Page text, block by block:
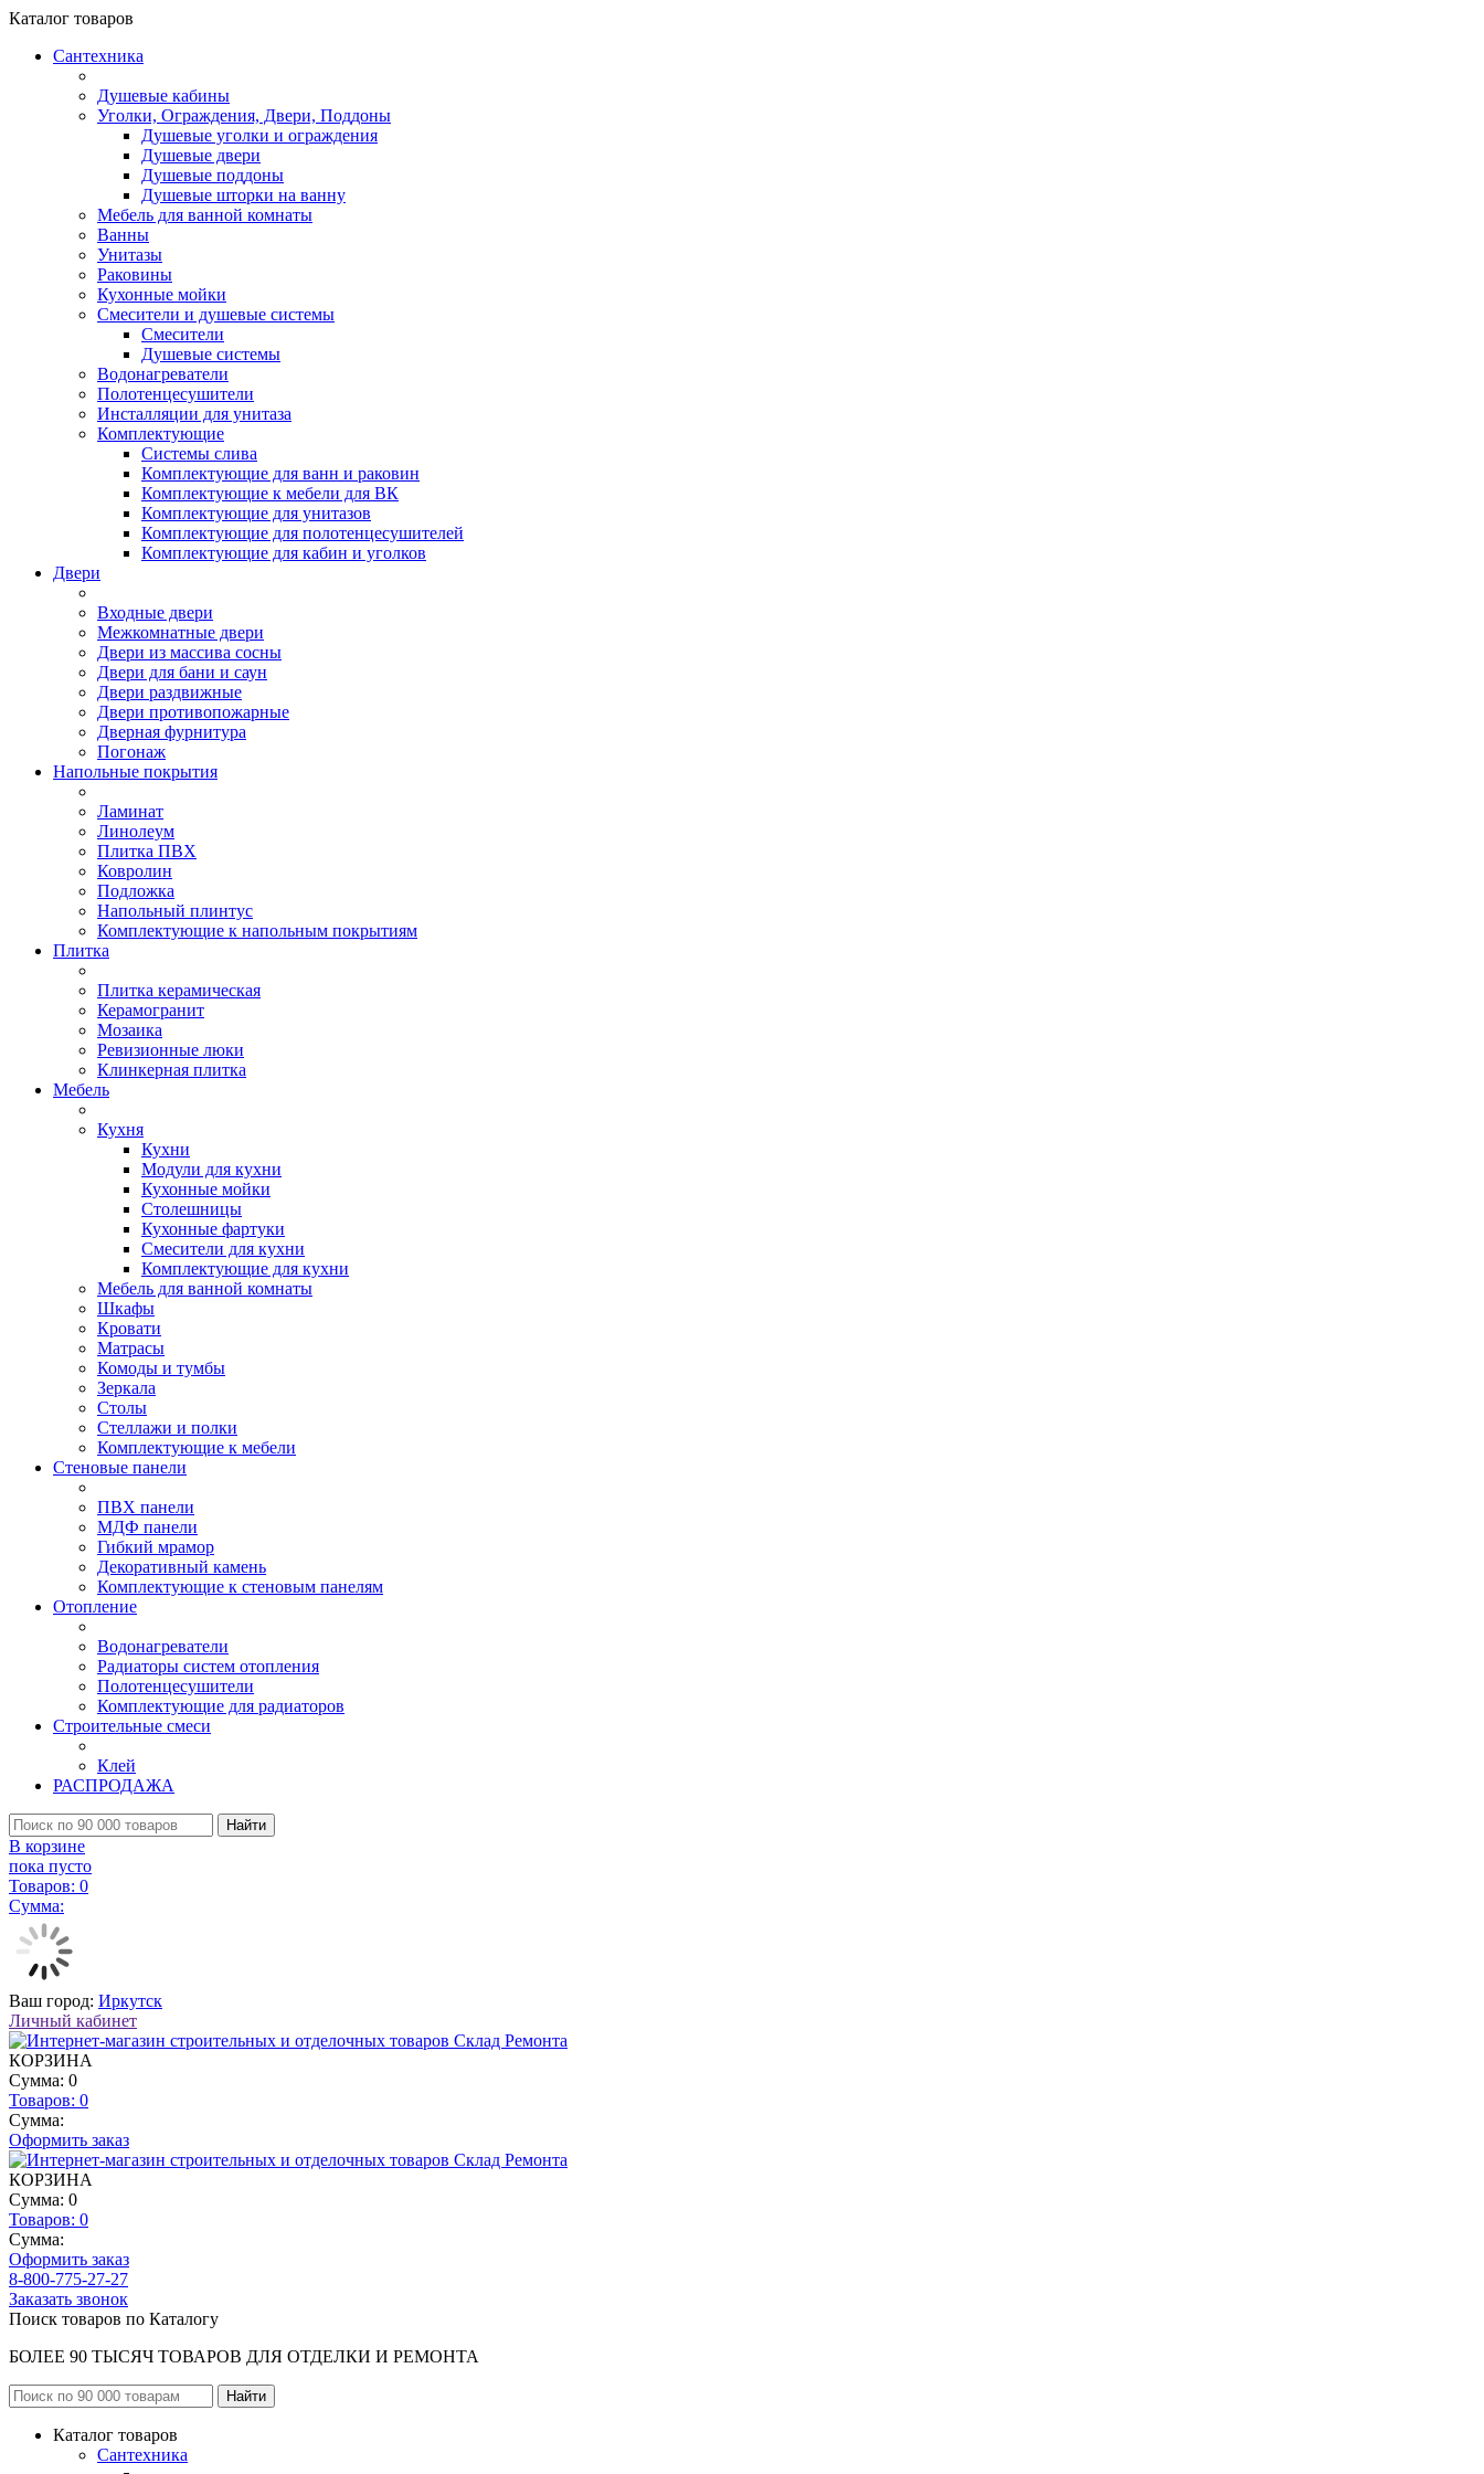
Каталог товаров
Сантехника
Душевые кабины
Уголки, Ограждения, Двери, Поддоны
Душевые уголки и ограждения
Душевые двери
Душевые поддоны
Душевые шторки на ванну
Мебель для ванной комнаты
Ванны
Унитазы
Раковины
Кухонные мойки
Смесители и душевые системы
Смесители
Душевые системы
Водонагреватели
Полотенцесушители
Инсталляции для унитаза
Комплектующие
Системы слива
Комплектующие для ванн и раковин
Комплектующие к мебели для ВК
Комплектующие для унитазов
Комплектующие для полотенцесушителей
Комплектующие для кабин и уголков
Двери
Входные двери
Межкомнатные двери
Двери из массива сосны
Двери для бани и саун
Двери раздвижные
Двери противопожарные
Дверная фурнитура
Погонаж
Напольные покрытия
Ламинат
Линолеум
Плитка ПВХ
Ковролин
Подложка
Напольный плинтус
Комплектующие к напольным покрытиям
Плитка
Плитка керамическая
Керамогранит
Мозаика
Ревизионные люки
Клинкерная плитка
Мебель
Кухня
Кухни
Модули для кухни
Кухонные мойки
Столешницы
Кухонные фартуки
Смесители для кухни
Комплектующие для кухни
Мебель для ванной комнаты
Шкафы
Кровати
Матрасы
Комоды и тумбы
Зеркала
Столы
Стеллажи и полки
Комплектующие к мебели
Стеновые панели
ПВХ панели
МДФ панели
Гибкий мрамор
Декоративный камень
Комплектующие к стеновым панелям
Отопление
Водонагреватели
Радиаторы систем отопления
Полотенцесушители
Комплектующие для радиаторов
Строительные смеси
Клей
РАСПРОДАЖА
Найти
В корзине
пока пусто
Товаров: 0
Сумма:
Ваш город: Иркутск
Личный кабинет
КОРЗИНА
Сумма: 0
Товаров: 0
Сумма:
Оформить заказ
КОРЗИНА
Сумма: 0
Товаров: 0
Сумма:
Оформить заказ
8-800-775-27-27
Заказать звонок
Поиск товаров по Каталогу
БОЛЕЕ 90 ТЫСЯЧ ТОВАРОВ ДЛЯ ОТДЕЛКИ И РЕМОНТА
Каталог товаров
Сантехника